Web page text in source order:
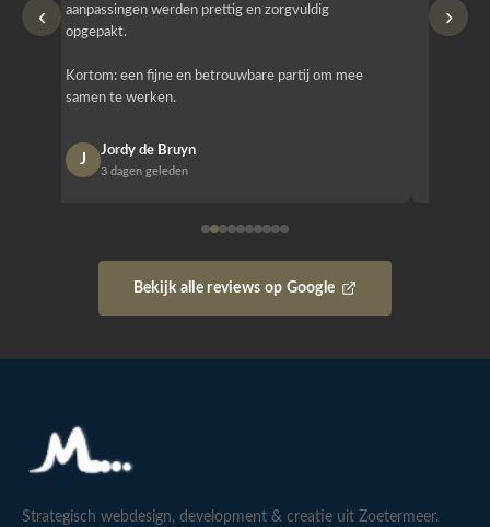
‹
aanpassingen werden prettig en zorgvuldig
opgepakt.
Kortom: een fijne en betrouwbare partij om mee
samen te werken.
J
Jordy de Bruyn
3 dagen geleden
›
Bekijk alle reviews op Google
Strategisch webdesign, development & creatie uit Zoetermeer.